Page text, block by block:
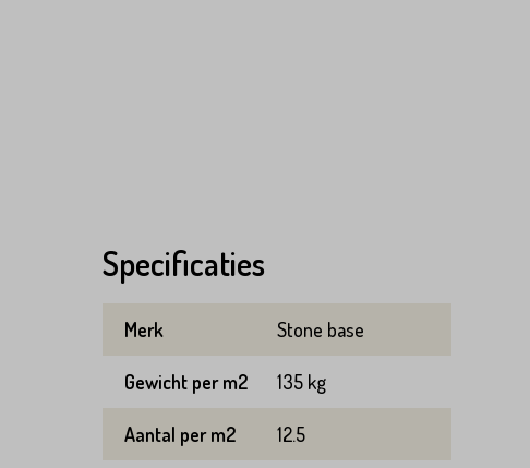
Specificaties
Merk Stone base
Gewicht per m2 135 kg
Aantal per m2 12.5